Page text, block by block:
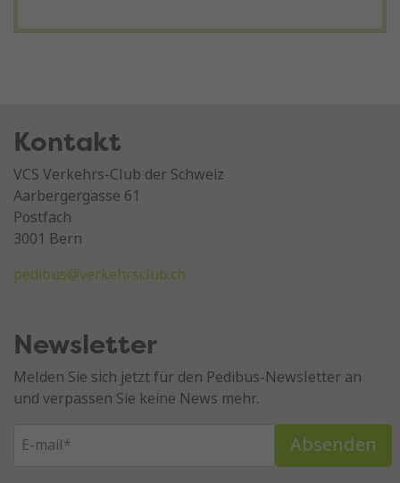
Kontakt
VCS Verkehrs-Club der Schweiz
Aarbergergasse 61
Postfach
3001 Bern
pedibus@verkehrsclub.ch
Newsletter
Melden Sie sich jetzt für den Pedibus-Newsletter an
und verpassen Sie keine News mehr.